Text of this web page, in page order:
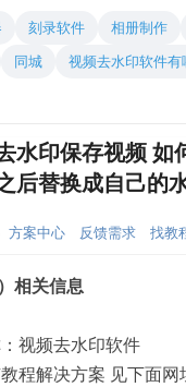
刻录软件 相册制作
同城 视频去水印软件有
水印保存视频 如
后替换成自己的
方案中心 反馈需求 找教
相关信息
视频去水印软件
程解决方案 见下面网